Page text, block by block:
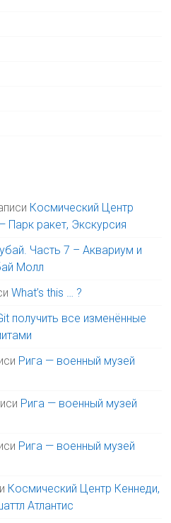
Космический Центр
ракет, Экскурсия
Часть 7 – Аквариум и
Молл
What’s this … ?
получить все изменённые
Рига — военный музей
Рига — военный музей
Рига — военный музей
Космический Центр Кеннеди,
Атлантис